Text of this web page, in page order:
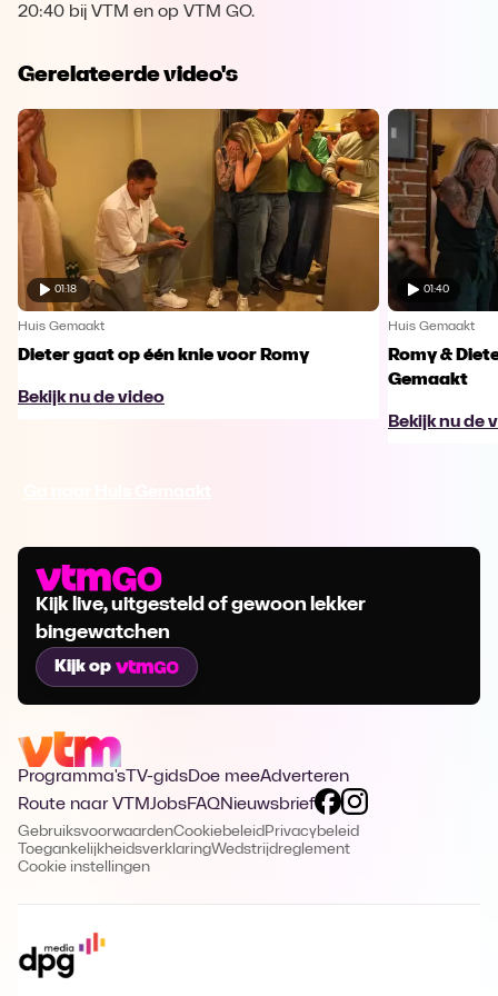
20:40 bij VTM en op VTM GO.
Gerelateerde video's
01:18
Huis Gemaakt
Dieter gaat op één knie voor Romy
Bekijk nu de video
01:40
Huis Gemaakt
Romy &
Gemaakt
Bekijk nu de
Kijk live, uitgesteld of gewoon lekker
bingewatchen
Kijk op
Programma's TV-gidsDoe meeAdverteren
Route naar VTMJobsFAQNieuwsbrief
GebruiksvoorwaardenCookiebeleid Privacybeleid
ToegankelijkheidsverklaringWedstrijdreglement
Cookie instellingen